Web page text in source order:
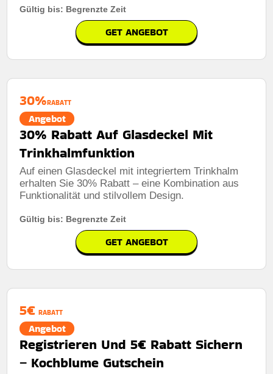
Gültig bis: Begrenzte Zeit
GET ANGEBOT
30%RABATT
Angebot
30% Rabatt Auf Glasdeckel Mit
Trinkhalmfunktion
Auf einen Glasdeckel mit integriertem Trinkhalm
erhalten Sie 30% Rabatt – eine Kombination aus
Funktionalität und stilvollem Design.
Gültig bis: Begrenzte Zeit
GET ANGEBOT
5€ RABATT
Angebot
Registrieren Und 5€ Rabatt Sichern
– Kochblume Gutschein